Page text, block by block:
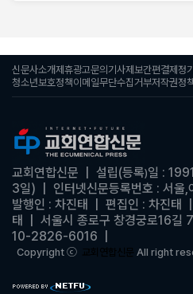
신문사소개제휴광고문의 기사제보간편결제 정
청소년보호정책 이메일무단수집거부저작권정책
교회연합신문 | 설립(등록)일 :
3일)
인터넷신문등록번호 : 서울
발행인 : 차진태 | 편집인 : 차진태
태
| 서울시 종로구 창경궁로16
10-2826-6016
Copyright ⓒ 교회연합신문 All right